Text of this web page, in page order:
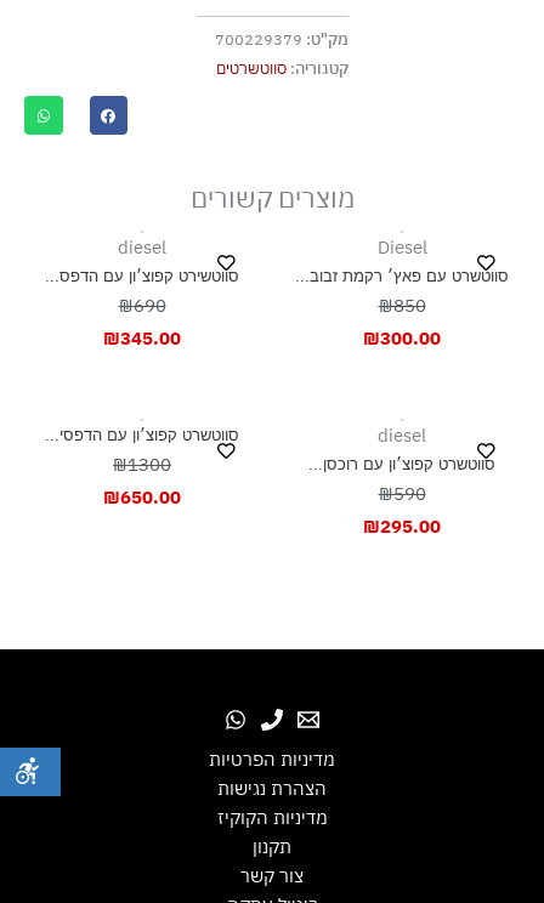
גיהוץ בחום נמוך
אסור לנקות בניקוי יבש
מק"ט: 700229379
קטגוריה:סווטשרטים
מוצרים קשורים
Diesel
סווטשרט עם פאץ׳ רקמת זבוב...
₪850
₪300.00
diesel
סווטשירט קפוצ׳ון עם הדפס...
₪690
₪345.00
diesel
סווטשרט קפוצ׳ון עם רוכסן...
₪590
₪295.00
סווטשרט קפוצ׳ון עם הדפסי...
₪1300
₪650.00
מדיניות הפרטיות
הצהרת נגישות
מדיניות הקוקיז
תקנון
צור קשר